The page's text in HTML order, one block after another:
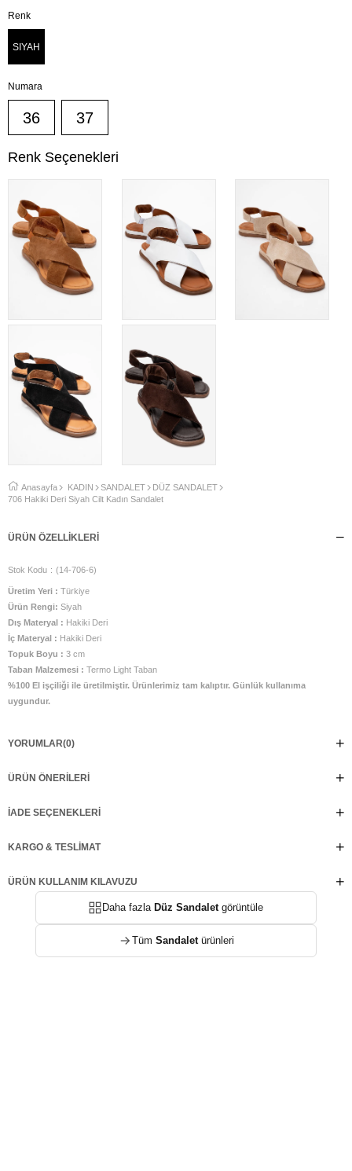
Renk
SIYAH
Numara
36 37
Renk Seçenekleri
Anasayfa KADIN SANDALET
DÜZ SANDALET
706 Hakiki Deri Siyah Cilt Kadın Sandalet
ÜRÜN ÖZELLIKLERI
Stok Kodu (14-706-6)
Üretim Yeri : Türkiye
Ürün Rengi: Siyah
Dış Materyal : Hakiki Deri
İç Materyal : Hakiki Deri
Topuk Boyu : 3 cm
Taban Malzemesi : Termo Light Taban
%100 El işçiliği ile üretilmiştir. Ürünlerimiz tam kalıptır. Günlük kullanıma
uygundur.
YORUMLAR(0)
ÜRÜN ÖNERILERI
İADE SEÇENEKLERI
KARGO & TESLIMAT
ÜRÜN KULLANIM KILAVUZU
Daha fazla Düz Sandaletgörüntüle
Tüm Sandaletürünleri